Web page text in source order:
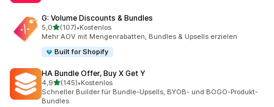
G: Volume Discounts & Bundles
5,0von 5 Sternen
(107)
107 Rezensionen insgesamt
•Kostenlos
Mehr AOV mit Mengenrabatten, Bundles & Upsells erzielen
Built for Shopify
HA Bundle Offer, Buy X Get Y
4,9von 5 Sternen
(145)
145 Rezensionen insgesamt
•Kostenlos
Schneller Builder für Bundle-Upsells, BYOB- und BOGO-Produkt-
Bundles